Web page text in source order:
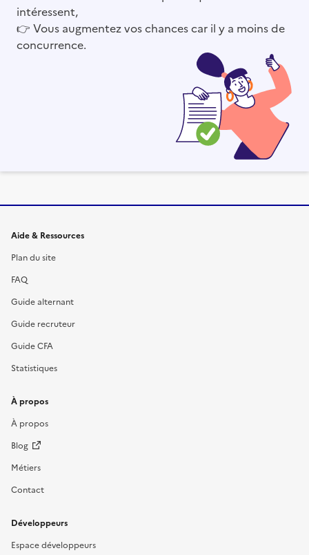
intéressent,
👉 Vous augmentez vos chances car il y a moins de
concurrence.
Informations et liens du site
Aide & Ressources
Plan du site
FAQ
Guide alternant
Guide recruteur
Guide CFA
Statistiques
À propos
À propos
Blog
Métiers
Contact
Développeurs
Espace développeurs